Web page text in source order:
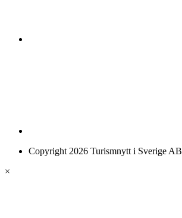
Copyright 2026 Turismnytt i Sverige AB
×